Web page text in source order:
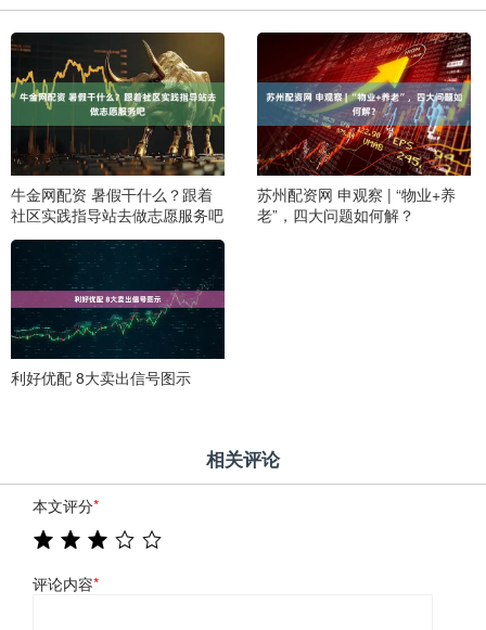
牛金网配资 暑假干什么？跟着
社区实践指导站去做志愿服务吧
苏州配资网 申观察 | “物业+养
老”，四大问题如何解？
利好优配 8大卖出信号图示
相关评论
本文评分*
评论内容*